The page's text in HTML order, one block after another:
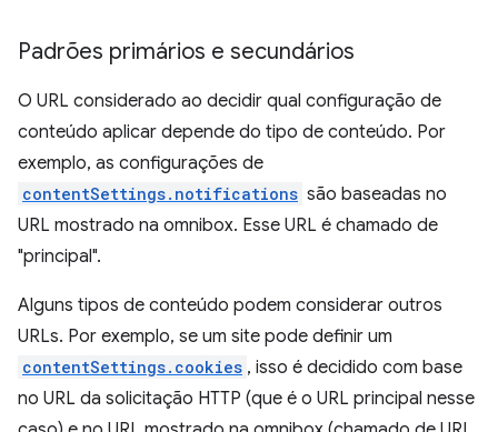
Padrões primários e secundários
O URL considerado ao decidir qual configuração de
conteúdo aplicar depende do tipo de conteúdo. Por
exemplo, as configurações de
contentSettings.notifications são baseadas no
URL mostrado na omnibox. Esse URL é chamado de
"principal".
Alguns tipos de conteúdo podem considerar outros
URLs. Por exemplo, se um site pode definir um
contentSettings.cookies , isso é decidido com base
no URL da solicitação HTTP (que é o URL principal nesse